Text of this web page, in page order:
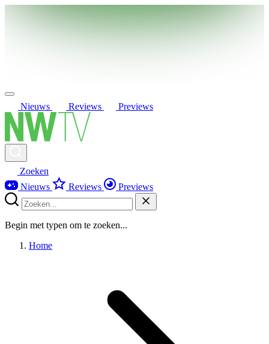
Nieuws Reviews Previews
Zoeken
Nieuws
Reviews Previews
Begin met typen om te zoeken...
Home